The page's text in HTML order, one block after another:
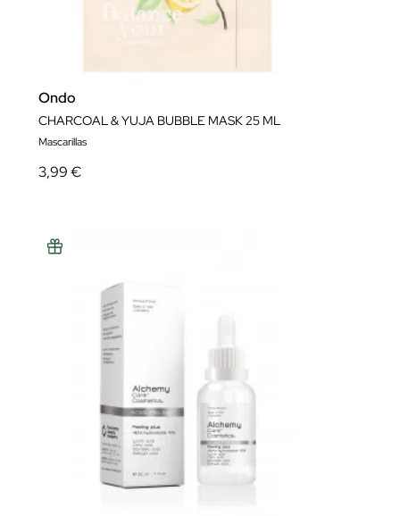
Ondo
CHARCOAL & YUJA BUBBLE MASK 25 ML
Mascarillas
3,99 €